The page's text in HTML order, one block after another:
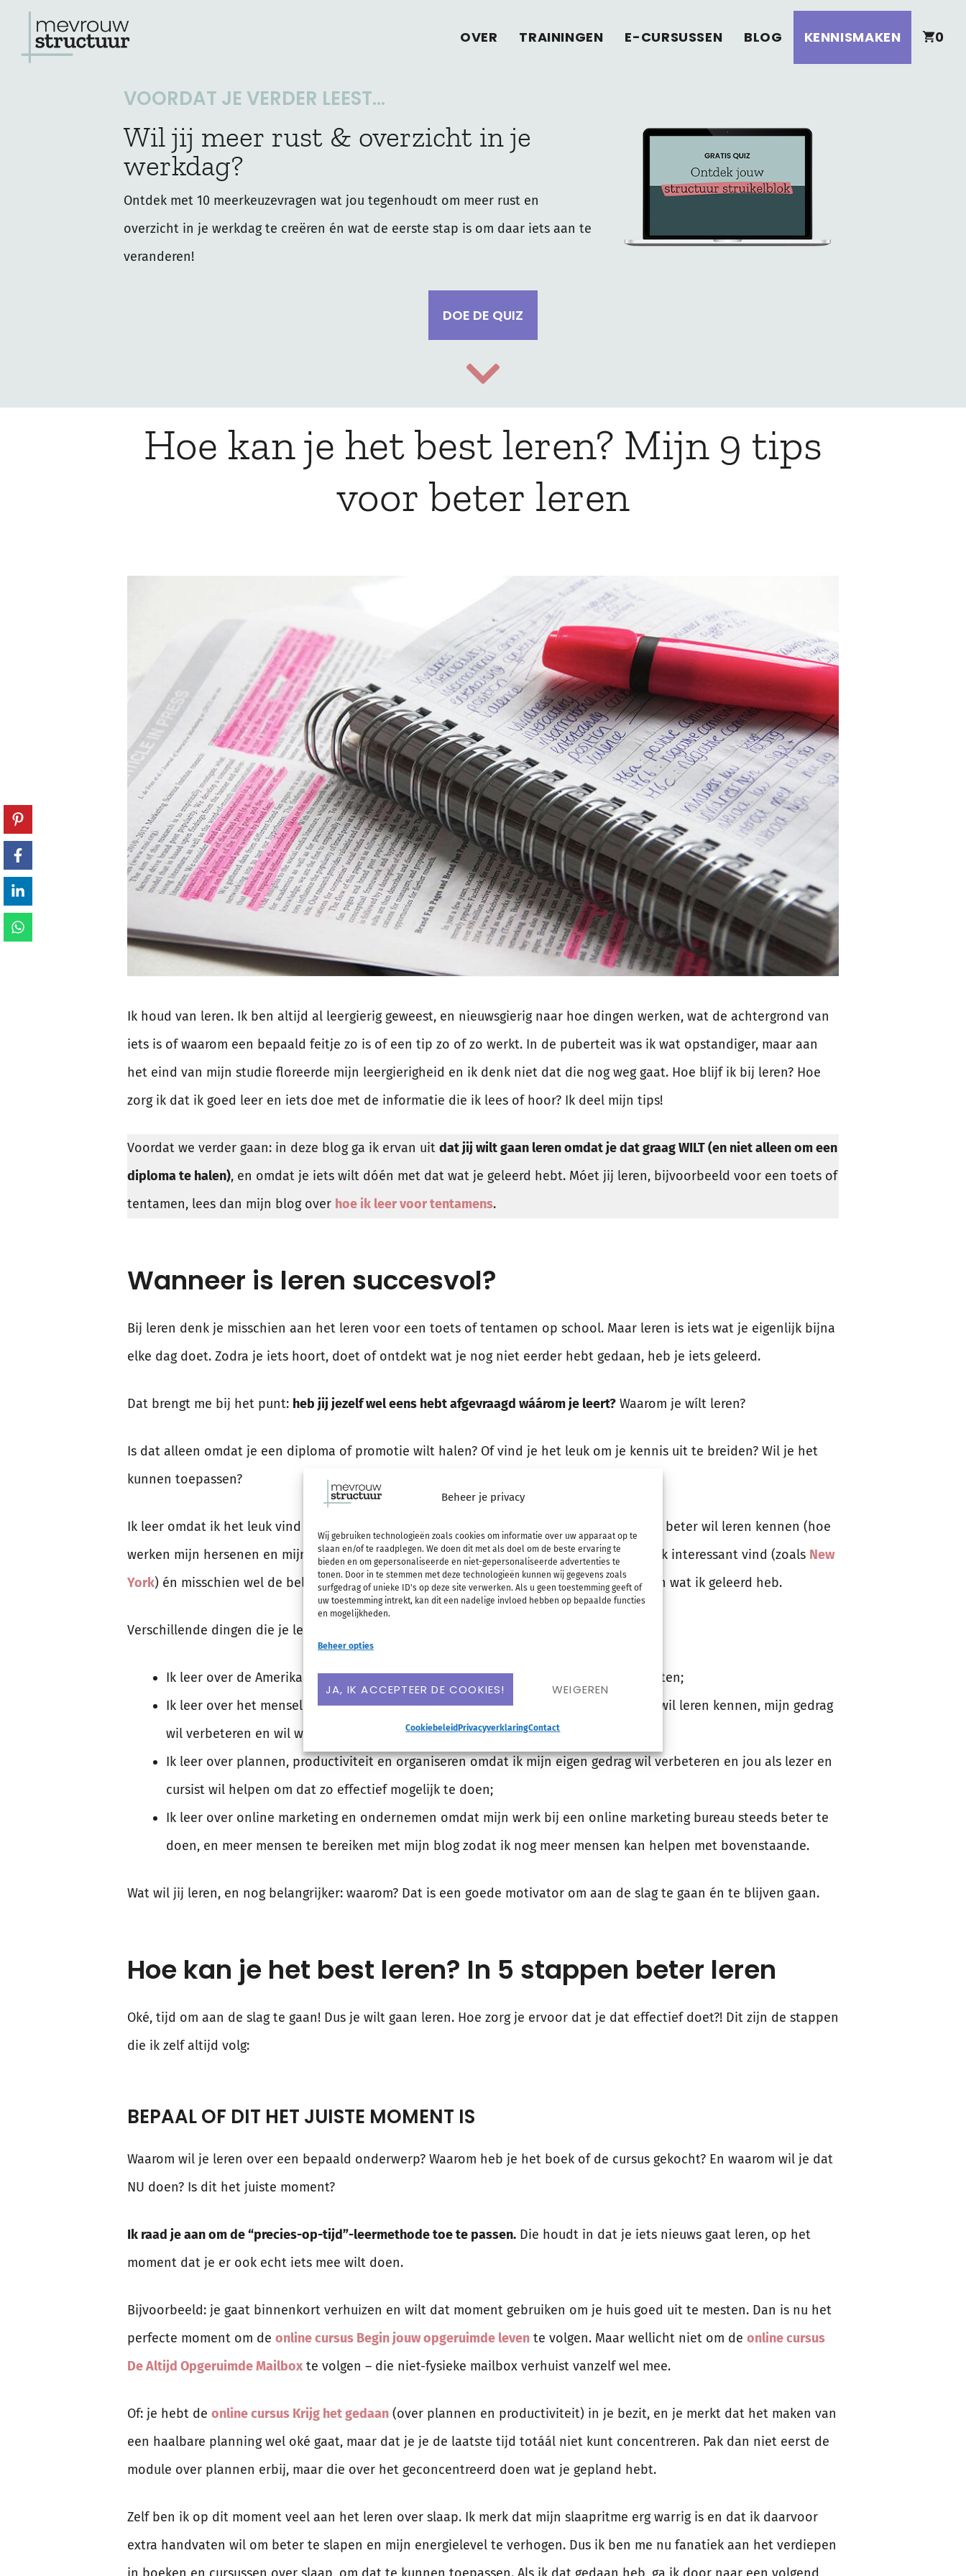
Beheer je privacy
Wij gebruiken technologieën zoals cookies om informatie over uw apparaat op te
slaan en/of te raadplegen. We doen dit met als doel om de beste ervaring te
bieden en om gepersonaliseerde en niet-gepersonaliseerde advertenties te
tonen. Door in te stemmen met deze technologieën kunnen wij gegevens zoals
surfgedrag of unieke ID's op deze site verwerken. Als u geen toestemming geeft of
uw toestemming intrekt, kan dit een nadelige invloed hebben op bepaalde functies
en mogelijkheden.
Beheer opties
JA, IK ACCEPTEER DE COOKIES! WEIGEREN
Cookiebeleid PrivacyverklaringContact
OVER TRAININGEN E-CURSUSSEN BLOG KENNISMAKEN 0
VOORDAT JE VERDER LEEST...
Wil jij meer rust & overzicht in je
werkdag?
Ontdek met 10 meerkeuzevragen wat jou tegenhoudt om meer rust en
overzicht in je werkdag te creëren én wat de eerste stap is om daar iets aan te
veranderen!
DOE DE QUIZ
Hoe kan je het best leren? Mijn 9 tips
voor beter leren
Ik houd van leren. Ik ben altijd al leergierig geweest, en nieuwsgierig naar hoe dingen werken, wat de achtergrond van
iets is of waarom een bepaald feitje zo is of een tip zo of zo werkt. In de puberteit was ik wat opstandiger, maar aan
het eind van mijn studie floreerde mijn leergierigheid en ik denk niet dat die nog weg gaat. Hoe blijf ik bij leren? Hoe
zorg ik dat ik goed leer en iets doe met de informatie die ik lees of hoor? Ik deel mijn tips!
Voordat we verder gaan: in deze blog ga ik ervan uit dat jij wilt gaan leren omdat je dat graag WILT (en niet alleen om een
diploma te halen), en omdat je iets wilt dóén met dat wat je geleerd hebt. Móet jij leren, bijvoorbeeld voor een toets of
tentamen, lees dan mijn blog over hoe ik leer voor tentamens.
Wanneer is leren succesvol?
Bij leren denk je misschien aan het leren voor een toets of tentamen op school. Maar leren is iets wat je eigenlijk bijna
elke dag doet. Zodra je iets hoort, doet of ontdekt wat je nog niet eerder hebt gedaan, heb je iets geleerd.
Dat brengt me bij het punt: heb jij jezelf wel eens hebt afgevraagd wáárom je leert? Waarom je wílt leren?
Is dat alleen omdat je een diploma of promotie wilt halen? Of vind je het leuk om je kennis uit te breiden? Wil je het
kunnen toepassen?
Ik leer omdat ik het leuk vind om veel te weten (ik houd van
), omdat ik mezelf beter wil leren kennen (hoe
werken mijn hersenen en mijn lichaam?), omdat ik alles wil weten over onderwerpen die ik interessant vind (zoals New
York) én misschien wel de belangrijkste: omdat ik wil kunnen toepassen en opnieuw delen wat ik geleerd heb.
Verschillende dingen die je leert kunnen ook verschillende doelen dienen:
Ik leer over de Amerikaanse cultuur omdat ik het interessant vind en leuk om te weten;
Ik leer over het menselijk lichaam, gezondheid en hersenen omdat ik mezelf beter wil leren kennen, mijn gedrag
wil verbeteren en wil weten hoe dit energie en productiviteit beïnvloedt;
Ik leer over plannen, productiviteit en organiseren omdat ik mijn eigen gedrag wil verbeteren en jou als lezer en
cursist wil helpen om dat zo effectief mogelijk te doen;
Ik leer over online marketing en ondernemen omdat mijn werk bij een online marketing bureau steeds beter te
doen, en meer mensen te bereiken met mijn blog zodat ik nog meer mensen kan helpen met bovenstaande.
Wat wil jij leren, en nog belangrijker: waarom? Dat is een goede motivator om aan de slag te gaan én te blijven gaan.
Hoe kan je het best leren? In 5 stappen beter leren
Oké, tijd om aan de slag te gaan! Dus je wilt gaan leren. Hoe zorg je ervoor dat je dat effectief doet?! Dit zijn de stappen
die ik zelf altijd volg:
BEPAAL OF DIT HET JUISTE MOMENT IS
Waarom wil je leren over een bepaald onderwerp? Waarom heb je het boek of de cursus gekocht? En waarom wil je dat
NU doen? Is dit het juiste moment?
Ik raad je aan om de “precies-op-tijd”-leermethode toe te passen. Die houdt in dat je iets nieuws gaat leren, op het
moment dat je er ook echt iets mee wilt doen.
Bijvoorbeeld: je gaat binnenkort verhuizen en wilt dat moment gebruiken om je huis goed uit te mesten. Dan is nu het
perfecte moment om de online cursus Begin jouw opgeruimde leven te volgen. Maar wellicht niet om de online cursus
De Altijd Opgeruimde Mailbox te volgen – die niet-fysieke mailbox verhuist vanzelf wel mee.
Of: je hebt de online cursus Krijg het gedaan (over plannen en productiviteit) in je bezit, en je merkt dat het maken van
een haalbare planning wel oké gaat, maar dat je je de laatste tijd totáál niet kunt concentreren. Pak dan niet eerst de
module over plannen erbij, maar die over het geconcentreerd doen wat je gepland hebt.
Zelf ben ik op dit moment veel aan het leren over slaap. Ik merk dat mijn slaapritme erg warrig is en dat ik daarvoor
extra handvaten wil om beter te slapen en mijn energielevel te verhogen. Dus ik ben me nu fanatiek aan het verdiepen